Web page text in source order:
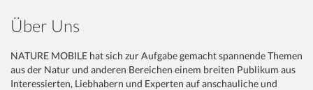
Über Uns
NATURE MOBILE hat sich zur Aufgabe gemacht spannende Themen
aus der Natur und anderen Bereichen einem breiten Publikum aus
Interessierten, Liebhabern und Experten auf anschauliche und